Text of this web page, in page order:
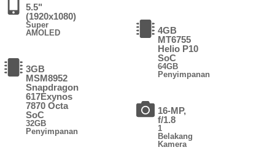
5.5"
(1920x1080)
Super
AMOLED
3GB
MSM8952
Snapdragon
617Exynos
7870 Octa
SoC
32GB
Penyimpanan
4GB
MT6755
Helio P10
SoC
64GB
Penyimpanan
16-MP,
f/1.8
1
Belakang
Kamera